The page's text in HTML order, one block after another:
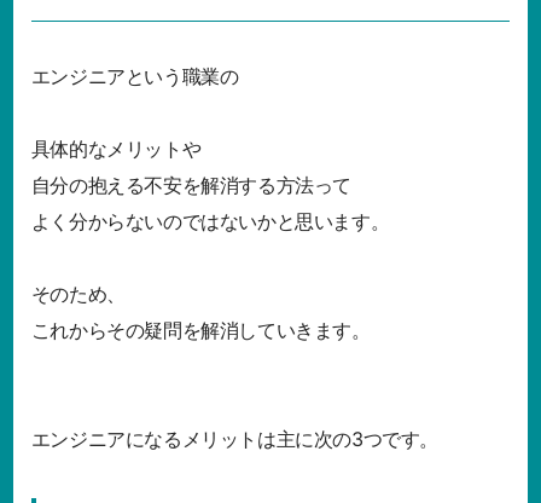
エンジニアという職業の
具体的なメリットや
自分の抱える不安を解消する方法って
よく分からないのではないかと思います。
そのため、
これからその疑問を解消していきます。
エンジニアになるメリットは主に次の3つです。